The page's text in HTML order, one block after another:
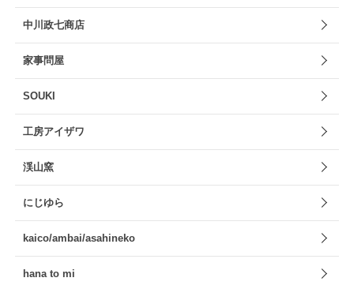
中川政七商店
家事問屋
SOUKI
工房アイザワ
渓山窯
にじゆら
kaico/ambai/asahineko
hana to mi